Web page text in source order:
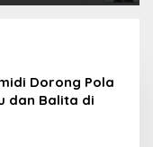
Dorong Pola
dan Balita di